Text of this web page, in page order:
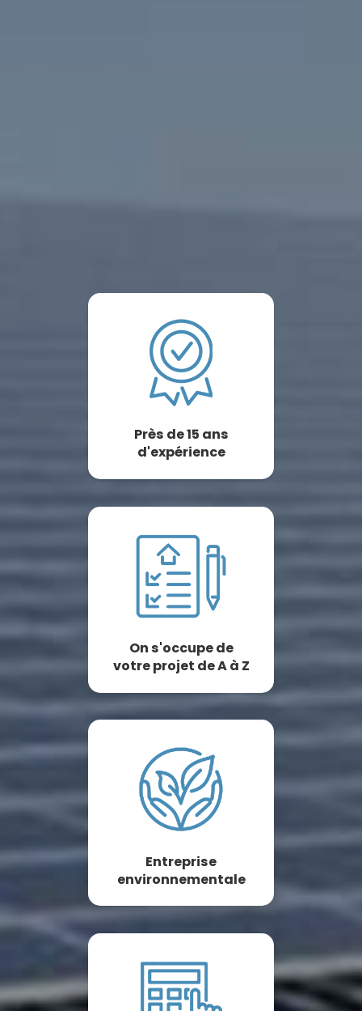
Près de 15 ans
d'expérience
On s'occupe de
votre projet de A à Z
Entreprise
environnementale